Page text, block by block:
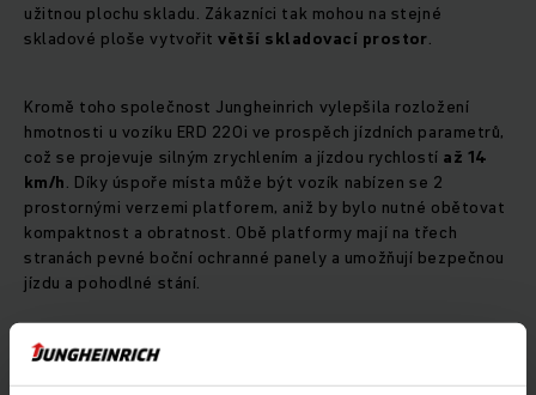
užitnou plochu skladu. Zákazníci tak mohou na stejné
skladové ploše vytvořitvětší skladovací prostor.
Kromě toho společnost Jungheinrich vylepšila rozložení
hmotnosti u vozíku ERD 220i ve prospěch jízdních parametrů,
což se projevuje silným zrychlením a jízdou rychlostí až 14
km/h. Díky úspoře místa může být vozík nabízen se 2
prostornými verzemi platforem, aniž by bylo nutné obětovat
kompaktnost a obratnost. Obě platformy mají na třech
stranách pevné boční ochranné panely a umožňují bezpečnou
jízdu a pohodlné stání.
Díky nové verzi sloupu lze vozík ERD 220i využít kromě